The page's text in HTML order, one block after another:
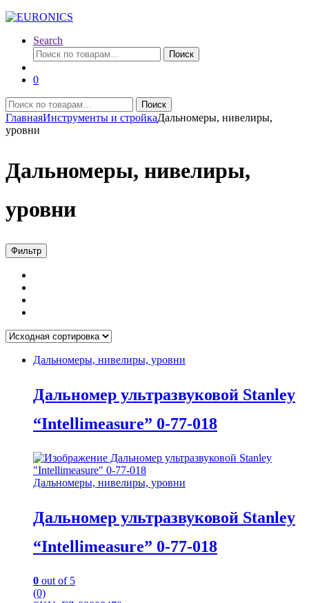
Search
Искать:
Поиск
0
Искать:
Поиск
ГлавнаяИнструменты и стройкаДальномеры, нивелиры,
уровни
Дальномеры, нивелиры,
уровни
Фильтр
Дальномеры, нивелиры, уровни
Дальномер ультразвуковой Stanley
“Intellimeasure” 0-77-018
Дальномеры, нивелиры, уровни
Дальномер ультразвуковой Stanley
“Intellimeasure” 0-77-018
0 out of 5
(0)